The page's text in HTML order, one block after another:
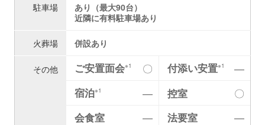
駐車場
あり（最大90台）
近隣に有料駐車場あり
火葬場 併設あり
その他 ご安置面会※1 〇 付添い安置※1
―
宿泊※1 ― 控室
〇
会食室
― 法要室
―